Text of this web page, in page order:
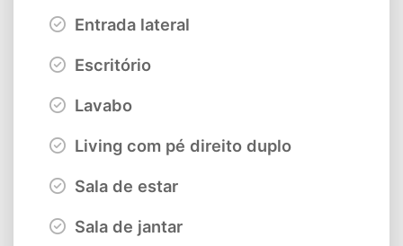
Entrada lateral
Escritório
Lavabo
Living com pé direito duplo
Sala de estar
Sala de jantar